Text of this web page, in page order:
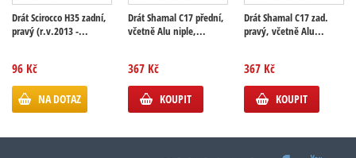
Drát Scirocco H35 zadní,
pravý (r.v.2013 -...
96 Kč
NA DOTAZ
Drát Shamal C17 přední,
včetně Alu niple,...
367 Kč
KOUPIT
Drát Shamal C17 zad.
pravý, včetně Alu...
367 Kč
KOUPIT